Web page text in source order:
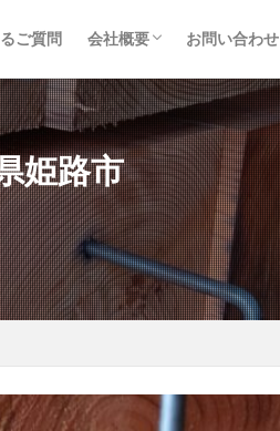
ご質問 会社概要
お知らせ一覧
プライバシーポリシー
お問い合わせ
姫路市